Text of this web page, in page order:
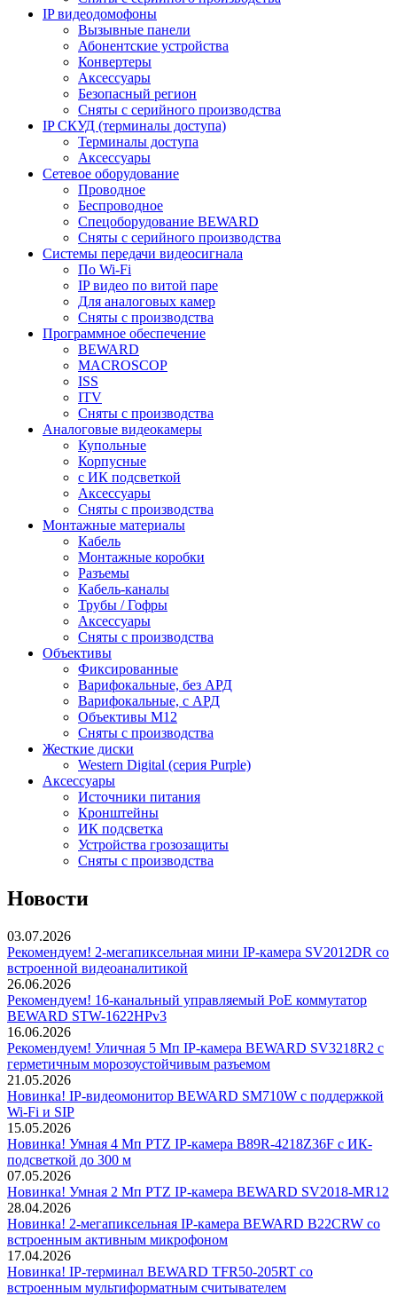
IP видеодомофоны
Вызывные панели
Абонентские устройства
Конвертеры
Аксессуары
Безопасный регион
Сняты с серийного производства
IP СКУД (терминалы доступа)
Терминалы доступа
Аксессуары
Сетевое оборудование
Проводное
Беспроводное
Спецоборудование BEWARD
Сняты с серийного производства
Системы передачи видеосигнала
По Wi-Fi
IP видео по витой паре
Для аналоговых камер
Сняты с производства
Программное обеспечение
BEWARD
MACROSCOP
ISS
ITV
Сняты с производства
Аналоговые видеокамеры
Купольные
Корпусные
c ИК подсветкой
Аксессуары
Сняты с производства
Монтажные материалы
Кабель
Монтажные коробки
Разъемы
Кабель-каналы
Трубы / Гофры
Аксессуары
Сняты с производства
Объективы
Фиксированные
Варифокальные, без АРД
Варифокальные, с АРД
Объективы M12
Сняты с производства
Жесткие диски
Western Digital (серия Purple)
Аксессуары
Источники питания
Кронштейны
ИК подсветка
Устройства грозозащиты
Сняты с производства
Новости
03.07.2026
Рекомендуем! 2-мегапиксельная мини IP-камера SV2012DR со
встроенной видеоаналитикой
26.06.2026
Рекомендуем! 16-канальный управляемый PoE коммутатор
BEWARD STW-1622HPv3
16.06.2026
Рекомендуем! Уличная 5 Мп IP-камера BEWARD SV3218R2 с
герметичным морозоустойчивым разъемом
21.05.2026
Новинка! IP-видеомонитор BEWARD SM710W с поддержкой
Wi-Fi и SIP
15.05.2026
Новинка! Умная 4 Мп PTZ IP-камера B89R-4218Z36F с ИК-
подсветкой до 300 м
07.05.2026
Новинка! Умная 2 Мп PTZ IP-камера BEWARD SV2018-MR12
28.04.2026
Новинка! 2-мегапиксельная IP-камера BEWARD B22CRW со
встроенным активным микрофоном
17.04.2026
Новинка! IP-терминал BEWARD TFR50-205RT со
встроенным мультиформатным считывателем